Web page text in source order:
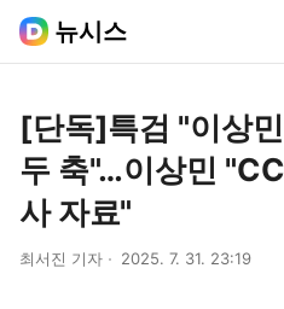
뉴시스
[단독]특검 "이상
두 축"…이상민
사 자료"
최서진 기자 2025. 7. 31. 23:19